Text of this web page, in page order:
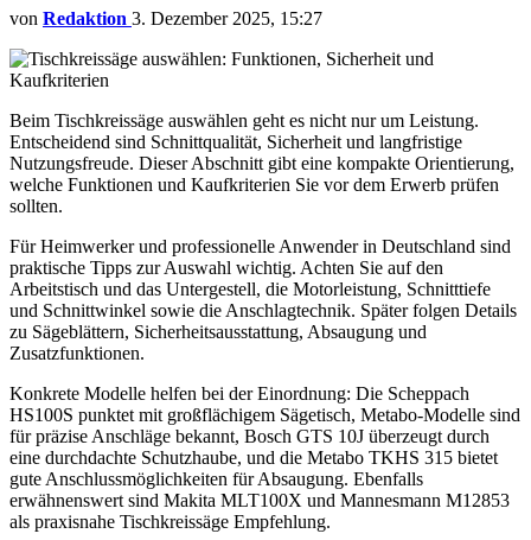
von Redaktion 3. Dezember 2025, 15:27
Beim Tischkreissäge auswählen geht es nicht nur um Leistung.
Entscheidend sind Schnittqualität, Sicherheit und langfristige
Nutzungsfreude. Dieser Abschnitt gibt eine kompakte Orientierung,
welche Funktionen und Kaufkriterien Sie vor dem Erwerb prüfen
sollten.
Für Heimwerker und professionelle Anwender in Deutschland sind
praktische Tipps zur Auswahl wichtig. Achten Sie auf den
Arbeitstisch und das Untergestell, die Motorleistung, Schnitttiefe
und Schnittwinkel sowie die Anschlagtechnik. Später folgen Details
zu Sägeblättern, Sicherheitsausstattung, Absaugung und
Zusatzfunktionen.
Konkrete Modelle helfen bei der Einordnung: Die Scheppach
HS100S punktet mit großflächigem Sägetisch, Metabo-Modelle sind
für präzise Anschläge bekannt, Bosch GTS 10J überzeugt durch
eine durchdachte Schutzhaube, und die Metabo TKHS 315 bietet
gute Anschlussmöglichkeiten für Absaugung. Ebenfalls
erwähnenswert sind Makita MLT100X und Mannesmann M12853
als praxisnahe Tischkreissäge Empfehlung.